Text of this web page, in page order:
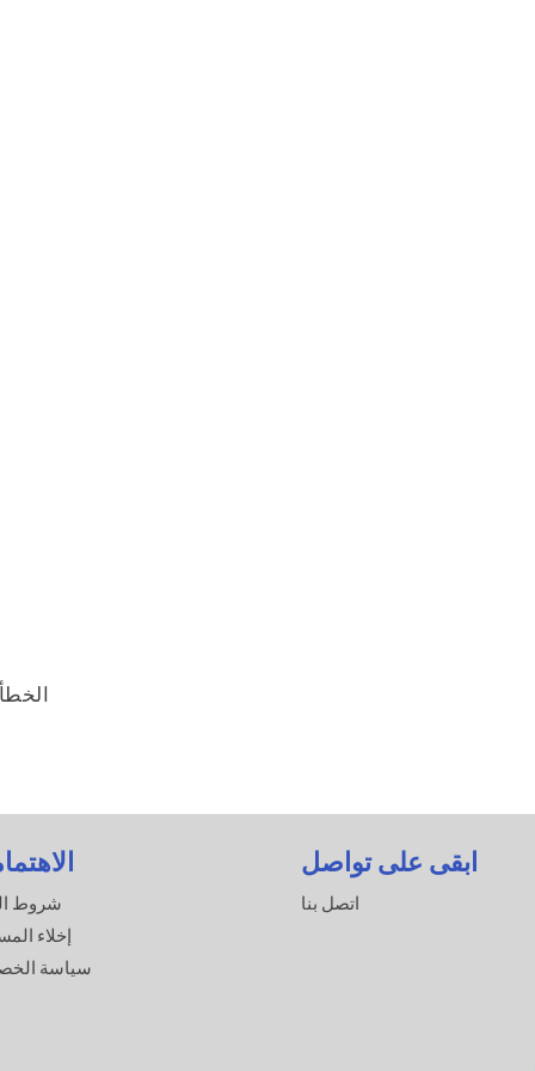
شروط
إخلاء
سياسة
ابقى على تواصل
اتصل بنا